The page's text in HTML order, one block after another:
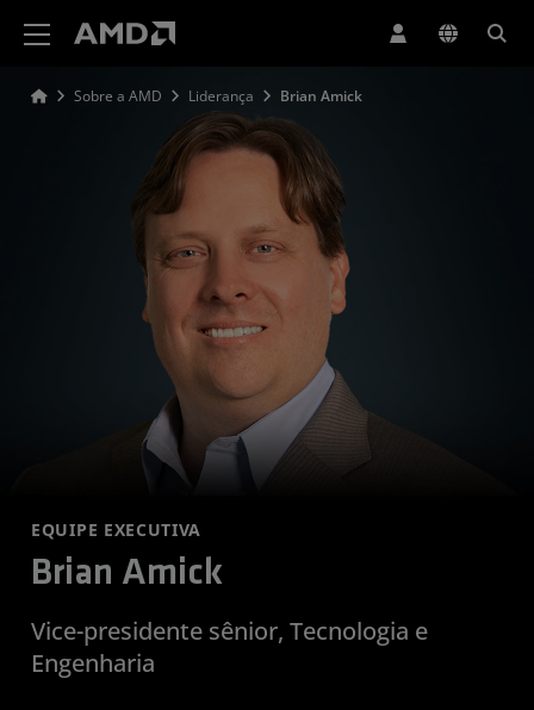
Sobre a AMD Liderança Brian Amick
EQUIPE EXECUTIVA
Brian Amick
Vice-presidente sênior, Tecnologia e
Engenharia